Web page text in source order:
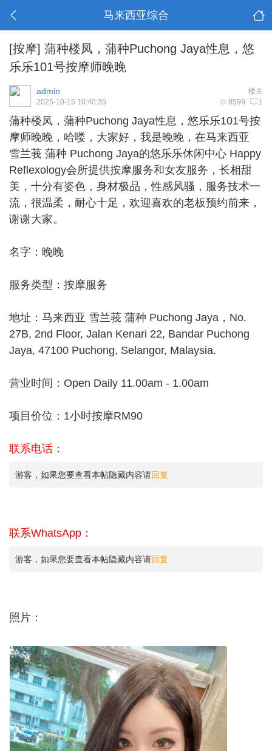
马来西亚综合
[按摩] 蒲种楼凤，蒲种Puchong Jaya性息，悠
乐乐101号按摩师晚晚
楼主
admin
8599 1
2025-10-15 10:40:35
蒲种楼凤 ，蒲种Puchong Jaya性息，悠乐乐101号按
摩师晚晚，哈喽，大家好，我是晚晚，在马来西亚
雪兰莪 蒲种 Puchong Jaya的悠乐乐休闲中心 Happy
Reflexology会所提供按摩服务和女友服务，长相甜
美，十分有姿色，身材极品，性感风骚，服务技术一
流，很温柔，耐心十足，欢迎喜欢的老板预约前来，
谢谢大家。
名字：晚晚
服务类型：按摩服务
地址：马来西亚 雪兰莪 蒲种 Puchong Jaya，No.
27B, 2nd Floor, Jalan Kenari 22, Bandar Puchong
Jaya, 47100 Puchong, Selangor, Malaysia.
营业时间：Open Daily 11.00am - 1.00am
项目价位：1小时按摩RM90
联系电话：
游客，如果您要查看本帖隐藏内容请回复
联系WhatsApp：
游客，如果您要查看本帖隐藏内容请回复
照片：